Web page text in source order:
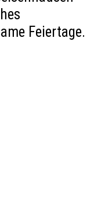
Feiertage.